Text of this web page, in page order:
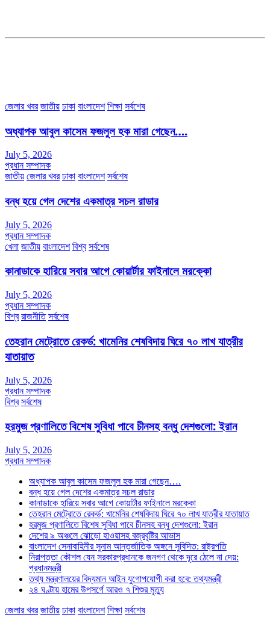
জেলার খবর জাতীয় ঢাকা বাংলাদেশ শিক্ষা সর্বশেষ
অধ্যাপক আবুল কাসেম ফজলুল হক মারা গেছেন….
July 5, 2026
প্রধান সম্পাদক
জাতীয় জেলার খবর ঢাকা বাংলাদেশ সর্বশেষ
বন্ধ হয়ে গেল দেশের একমাত্র সচল রাডার
July 5, 2026
প্রধান সম্পাদক
খেলা জাতীয় বাংলাদেশ বিশ্ব সর্বশেষ
কানাডাকে হারিয়ে সবার আগে কোয়ার্টার ফাইনালে মরক্কো
July 5, 2026
প্রধান সম্পাদক
বিশ্ব রাজনীতি সর্বশেষ
তেহরান মেট্রোতে রেকর্ড: খামেনির শেষবিদায় ঘিরে ৭০ লাখ যাত্রীর
যাতায়াত
July 5, 2026
প্রধান সম্পাদক
বিশ্ব সর্বশেষ
হরমুজ প্রণালিতে বিশেষ সুবিধা পাবে চীনসহ বন্ধু দেশগুলো: ইরান
July 5, 2026
প্রধান সম্পাদক
অধ্যাপক আবুল কাসেম ফজলুল হক মারা গেছেন….
বন্ধ হয়ে গেল দেশের একমাত্র সচল রাডার
কানাডাকে হারিয়ে সবার আগে কোয়ার্টার ফাইনালে মরক্কো
তেহরান মেট্রোতে রেকর্ড: খামেনির শেষবিদায় ঘিরে ৭০ লাখ যাত্রীর যাতায়াত
হরমুজ প্রণালিতে বিশেষ সুবিধা পাবে চীনসহ বন্ধু দেশগুলো: ইরান
দেশের ৯ অঞ্চলে ঝোড়ো হাওয়াসহ বজ্রবৃষ্টির আভাস
বাংলাদেশ সেনাবাহিনীর সুনাম আন্তর্জাতিক অঙ্গনে সুবিদিত: রাষ্ট্রপতি
নিরাপত্তা কৌশল যেন সরকারপ্রধানকে জনগণ থেকে দূরে ঠেলে না দেয়:
প্রধানমন্ত্রী
তথ্য মন্ত্রণালয়ের বিদ্যমান আইন যুগোপযোগী করা হবে: তথ্যমন্ত্রী
২৪ ঘণ্টায় হামের উপসর্গে আরও ৭ শিশুর মৃত্যু
জেলার খবর জাতীয় ঢাকা বাংলাদেশ শিক্ষা সর্বশেষ